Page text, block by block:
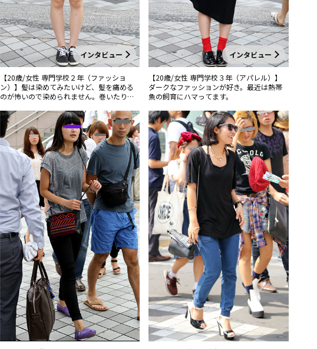
インタビュー
【20歳/女性 専門学校２年（ファッショ
ン）】髪は染めてみたいけど、髪を痛める
のが怖いので染められません。巻いたりア
インタビュー
【20歳/女性 専門学校３年（アパレル）】
ダークなファッションが好き。最近は熱帯
魚の飼育にハマってます。